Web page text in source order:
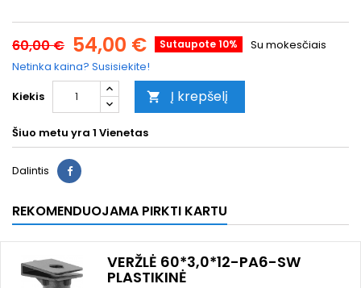
60,00 € 54,00 € Sutaupote 10%
Su mokesčiais
Netinka kaina? Susisiekite!
Kiekis
 Į krepšelį
Šiuo metu yra 1 Vienetas
Dalintis
REKOMENDUOJAMA PIRKTI KARTU
VERŽLĖ 60*3,0*12-PA6-SW
PLASTIKINĖ